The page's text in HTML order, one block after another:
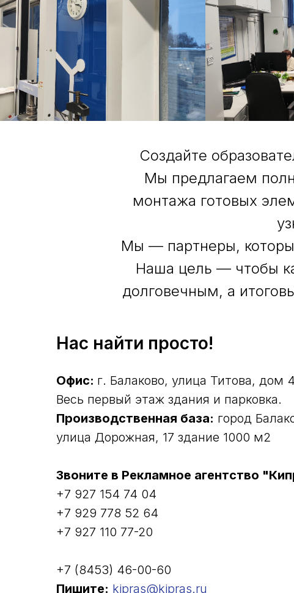
Создайте
Мы предлагаем
монтажа готовых
Мы — партнеры,
Наша цель — чтобы
долговечным, а
Нас найти просто!
Офис: г. Балаково, улица Титова, дом
Весь первый этаж здания и парковка.
Производственная база: город
улица Дорожная, 17 здание 1000 м2
Звоните в Рекламное агентство
+7 927 154 74 04
+7 929 778 52 64
+7 927 110 77-20
+7 (8453) 46-00-60
Пишите: kipras@kipras.ru